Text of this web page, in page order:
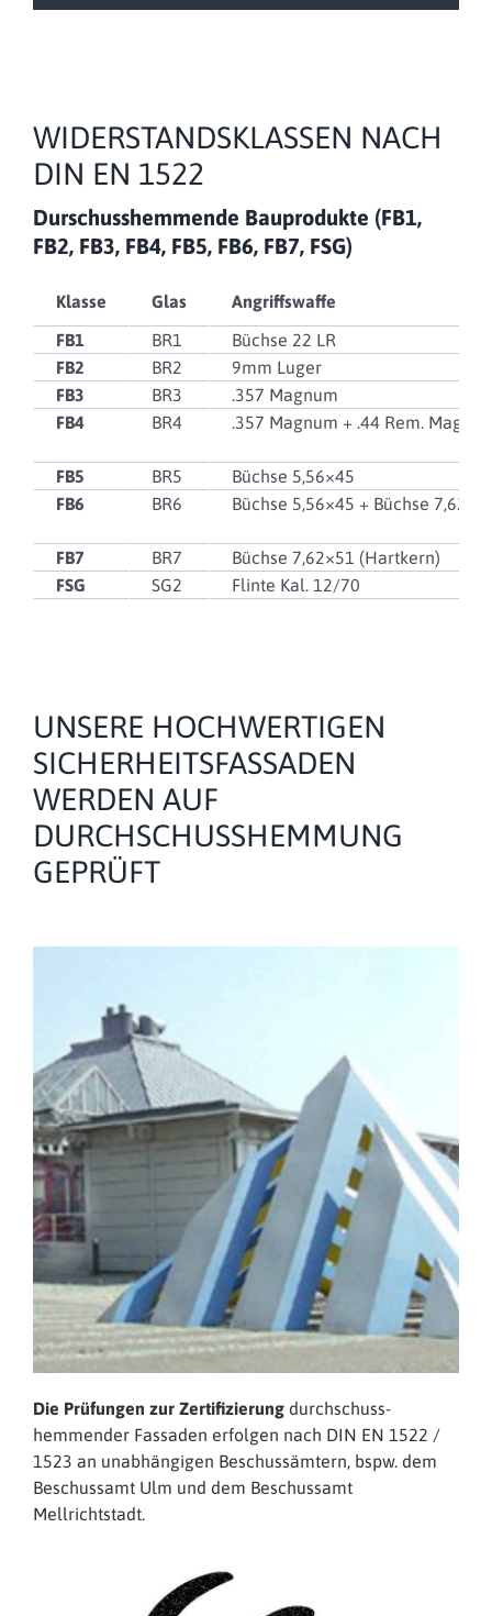
WIDERSTANDSKLASSEN NACH
DIN EN 1522
Durschusshemmende Bauprodukte (FB1,
FB2, FB3, FB4, FB5, FB6, FB7, FSG)
Klasse Glas
Angriffswaffe
FB1
BR1
Büchse 22 LR
FB2
BR2
9mm Luger
FB3
BR3
.357 Magnum
FB4
BR4 .357 Magnum + .44 Rem.
FB5 BR5
Büchse 5,56×45
FB6
BR6 Büchse 5,56×45 + Büchse
FB7 BR7
Büchse 7,62×51 (Hartkern)
FSG
SG2 Flinte Kal. 12/70
UNSERE HOCHWERTIGEN
SICHERHEITSFASSADEN
WERDEN AUF
DURCHSCHUSSHEMMUNG
GEPRÜFT
Die Prüfungen zur Zertifizierungdurchschuss-
hemmender Fassaden erfolgen nach DIN EN 1522 /
1523 an unabhängigen Beschussämtern, bspw. dem
Beschussamt Ulm und dem Beschussamt
Mellrichtstadt.